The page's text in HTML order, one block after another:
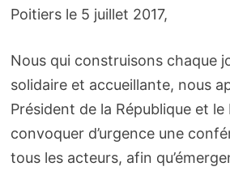
Poitiers le 5 juillet 2017,
Nous qui construisons chaque
solidaire et accueillante, nous
Président de la République et
convoquer d’urgence une
tous les acteurs, afin